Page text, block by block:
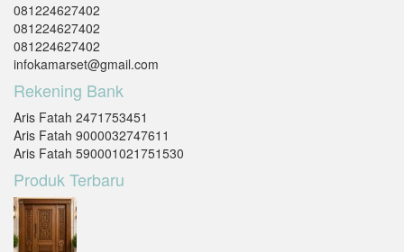
081224627402
081224627402
081224627402
infokamarset@gmail.com
Rekening Bank
Aris Fatah 2471753451
Aris Fatah 9000032747611
Aris Fatah 590001021751530
Produk Terbaru